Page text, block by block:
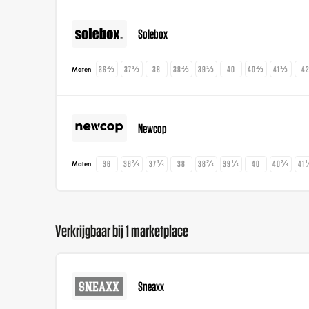
Solebox
Maten 36⅔ 37⅓ 38 38⅔ 39⅓ 40 40⅔ 41⅓ 42
Newcop
Maten 36 36⅔ 37⅓ 38 38⅔ 39⅓ 40 40⅔
Verkrijgbaar bij 1 marketplace
Sneaxx